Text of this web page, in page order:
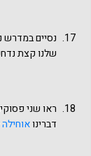
מכוון אל
לדעה
חסרים
בני ישראל
אשר שם משה
יקבלו עליהם
נסיים
שלנו קצת
ראו שני
דברינו